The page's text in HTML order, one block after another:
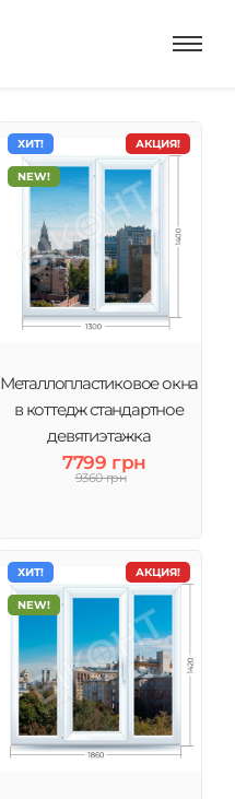
АКЦИЯ!
ХИТ!
NEW!
Металлопластиковое окна
в коттедж стандартное
девятиэтажка
7799 грн
9360 грн
АКЦИЯ!
ХИТ!
NEW!